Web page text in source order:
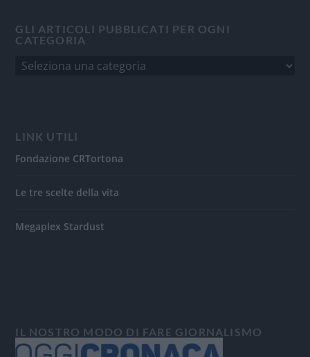
GLI ARTICOLI PUBBLICATI PER OGNI
CATEGORIA
LINK UTILI
Fondazione CRTortona
Le tre scelte della vita
Megaplex Stardust
IL NOSTRO MODO DI FARE GIORNALISMO